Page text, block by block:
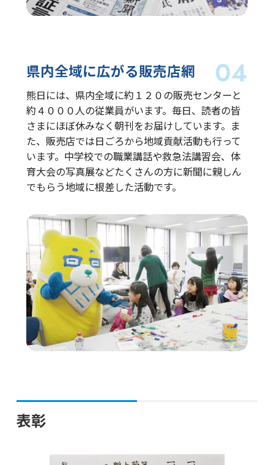
県内全域に広がる販売店網
熊日には、県内全域に約１２０の販売センターと
約４０００人の従業員がいます。毎日、読者の皆
さまにほぼ休みなく朝刊をお届けしています。ま
た、販売店では日ごろから地域貢献活動も行って
います。中学校での職業講話や救急法講習会、体
育大会の写真展などたくさんの方に新聞に親しん
でもらう地域に根差した活動です。
表彰